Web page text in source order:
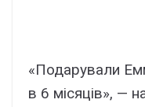
«Подарували
в 6 місяців», —